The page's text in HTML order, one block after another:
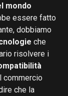
mondo
essere fatto
dobbiamo
che
risolvere i
commercio
che la